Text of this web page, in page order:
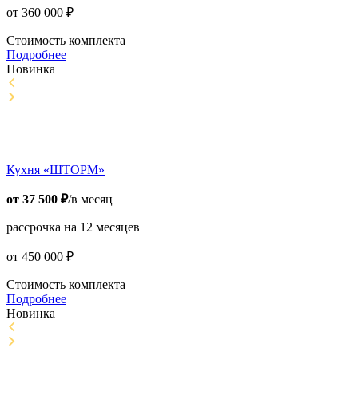
от 360 000 ₽
Стоимость комплекта
Подробнее
Новинка
Кухня «ШТОРМ»
от 37 500 ₽/в месяц
рассрочка на 12 месяцев
от 450 000 ₽
Стоимость комплекта
Подробнее
Новинка